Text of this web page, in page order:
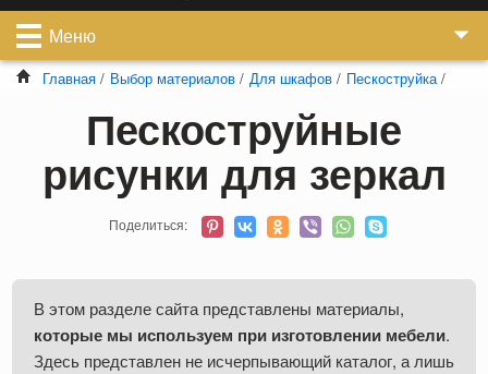
Меню
Главная / Выбор материалов / Для шкафов / Пескоструйка/
Пескоструйные
рисунки для зеркал
Поделиться:
В этом разделе сайта представлены материалы,
которые мы используем при изготовлении мебели.
Здесь представлен не исчерпывающий каталог, а лишь